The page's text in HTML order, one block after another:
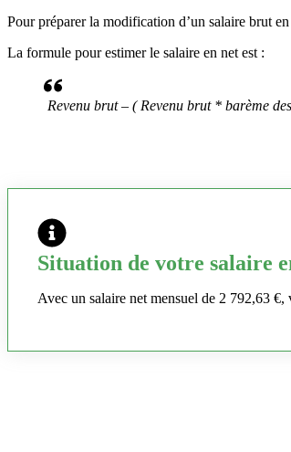
Pour préparer la modification d’un salaire brut
La formule pour estimer le salaire en net est :
Revenu brut – ( Revenu brut * barème
Situation de votre salaire
Avec un salaire net mensuel de 2 792,63 €,